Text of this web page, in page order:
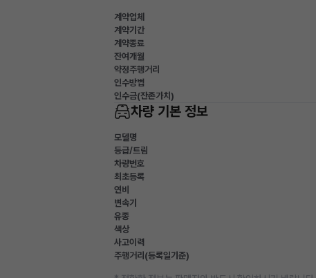
계약업체
계약기간
계약종료
잔여개월
약정주행거리
인수방법
인수금(잔존가치)
차량 기본 정보
모델명
등급/트림
차량번호
최초등록
연비
변속기
유종
색상
사고이력
주행거리(등록일기준)